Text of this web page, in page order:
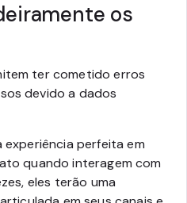
os
ter cometido erros
devido a dados
experiência perfeita em
quando interagem com
eles terão uma